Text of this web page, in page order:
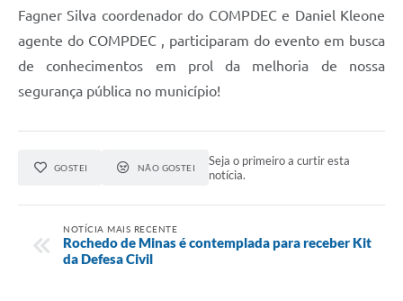
Fagner Silva coordenador do COMPDEC e Daniel Kleone
agente do COMPDEC , participaram do evento em busca
de conhecimentos em prol da melhoria de nossa
segurança pública no município!
GOSTEI NÃO GOSTEI
Seja o primeiro a curtir esta
notícia.
NOTÍCIA MAIS RECENTE
Rochedo de Minas é contemplada para receber Kit
da Defesa Civil